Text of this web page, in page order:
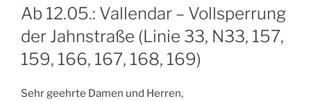
AM
Ab 12.05.: Vallendar – Vollsperrung
der Jahnstraße (Linie 33, N33, 157,
159, 166, 167, 168, 169)
Sehr geehrte Damen und Herren,